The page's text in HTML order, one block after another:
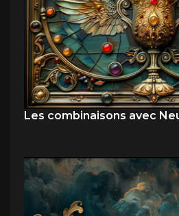
Les combinaisons avec